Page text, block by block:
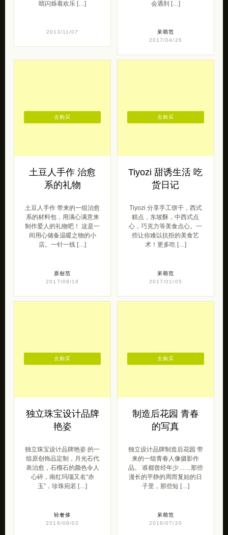
睛闪烁着欢乐 […]
2013/11/07
会遇到 […]
呆萌范
2017/04/26
土豆人手作 治愈
系的礼物
土豆人手作 带来的一组治愈
系的材料包，用满心满意来
制作爱人的礼物吧！ 这是一
间用心储备温暖之物的小
店。一针一线 […]
原创范
2017/08/16
去购买
Tiyozi 甜诱生活 吃
货日记
Tiyozi 分享手工饼干，西式
糕点，东坡酥，中西式点
心，巧克力等美食点心。一
些让你难以抗拒的美食艺
术！更多吃 […]
呆萌范
2017/01/05
去购买
独立珠宝设计品牌
艳姿
独立珠宝设计品牌艳姿 的一
组原创饰品定制，月光石代
表治愈，石榴石的颜色令人
心碎，南红玛瑙又名“赤
玉”，珍珠宛若 […]
轻奢侈
2016/08/02
去购买
制造后花园 青春
的写真
独立设计品牌制造后花园 带
来的一组青春人像摄影作
品。 谁都曾经年少……那些
漫长的平静的周而复始的日
子里，那些短 […]
呆萌范
2016/07/20
去购买